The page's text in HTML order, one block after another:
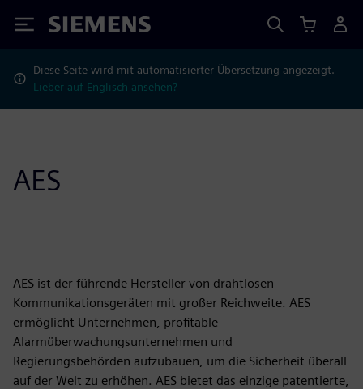
Siemens
Diese Seite wird mit automatisierter Übersetzung angezeigt.
Lieber auf Englisch ansehen?
AES
AES ist der führende Hersteller von drahtlosen
Kommunikationsgeräten mit großer Reichweite. AES
ermöglicht Unternehmen, profitable
Alarmüberwachungsunternehmen und
Regierungsbehörden aufzubauen, um die Sicherheit überall
auf der Welt zu erhöhen. AES bietet das einzige patentierte,